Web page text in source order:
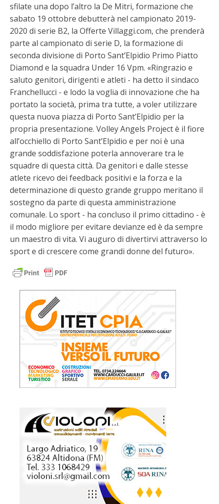
sfilate una dopo l’altro la De Mitri, formazione che
sabato 19 ottobre debutterà nel campionato 2019-
2020 di serie B2, la Offerte Villaggi.com, che prenderà
parte al campionato di serie D, la formazione di
seconda divisione di Porto Sant’Elpidio Primo Piatto
Diamond e la squadra Under 16 Vpm. «Ringrazio e
saluto genitori, dirigenti e atleti - ha detto il sindaco
Franchellucci - e lodo la voglia di innovazione che ha
portato la società, prima tra tutte, a voler utilizzare
questa nuova piazza di Porto Sant’Elpidio per la
propria presentazione. Volley Angels Project è il fiore
all’occhiello di Porto Sant’Elpidio e per noi è una
grande soddisfazione poterla annoverare tra le
squadre di questa città. Da genitori e dalle stesse
atlete ricevo dei feedback positivi e la forza e la
determinazione di questo grande gruppo meritano il
sostegno da parte di questa amministrazione
comunale. Lo sport - ha concluso il primo cittadino - è
il modo migliore per evitare devianze ed è da sempre
un maestro di vita. Vi auguro di divertirvi attraverso lo
sport e di crescere come grandi donne del futuro».